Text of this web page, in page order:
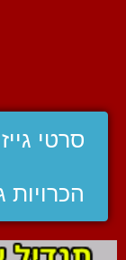
סרטי
הכרויות